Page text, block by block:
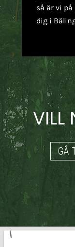
så är vi på
dig i
VILL
GÅ